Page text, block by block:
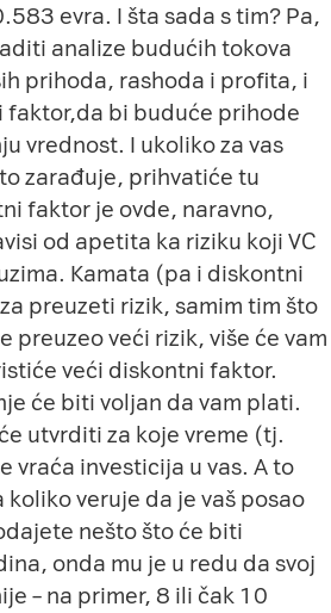
evra. I šta sada s tim? Pa,
analize budućih tokova
prihoda, rashoda i profita, i
faktor,da bi buduće prihode
vrednost. I ukoliko za vas
zarađuje, prihvatiće tu
faktor je ovde, naravno,
od apetita ka riziku koji VC
Kamata (pa i diskontni
preuzeti rizik, samim tim što
preuzeo veći rizik, više će vam
veći diskontni faktor.
će biti voljan da vam plati.
utvrditi za koje vreme (tj.
vraća investicija u vas. A to
veruje da je vaš posao
nešto što će biti
onda mu je u redu da svoj
– na primer, 8 ili čak 10